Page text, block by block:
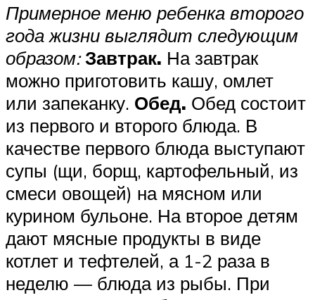
Примерное меню ребенка второго
года жизни выглядит следующим
образом: Завтрак. На завтрак
можно приготовить кашу, омлет
или запеканку. Обед. Обед состоит
из первого и второго блюда. В
качестве первого блюда выступают
супы (щи, борщ, картофельный, из
смеси овощей) на мясном или
курином бульоне. На второе детям
дают мясные продукты в виде
котлет и тефтелей, а 1-2 раза в
неделю — блюда из рыбы. При